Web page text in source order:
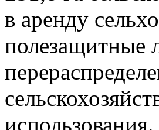
в аренду
полезащитные
использования.